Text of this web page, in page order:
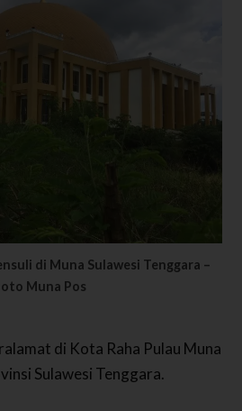
di Muna Sulawesi Tenggara –
Muna Pos
di Kota Raha Pulau Muna
Sulawesi Tenggara.